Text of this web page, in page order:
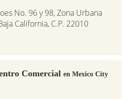
No. 96 y 98, Zona Urbana
California, C.P. 22010
Comercial en Mexico City